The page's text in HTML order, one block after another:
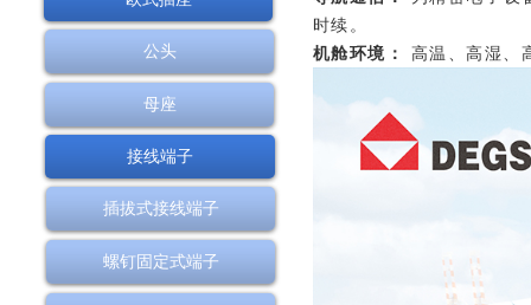
时续。
机舱环境：
高温、高湿、
公头
母座
接线端子
插拔式接线端子
螺钉固定式端子